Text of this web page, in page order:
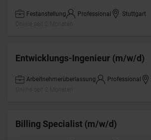
Festanstellung Professional
Stuttgart
Entwicklungs-Ingenieur (m/w/d)
Arbeitnehmerüberlassung Professional
Billing Specialist (m/w/d)